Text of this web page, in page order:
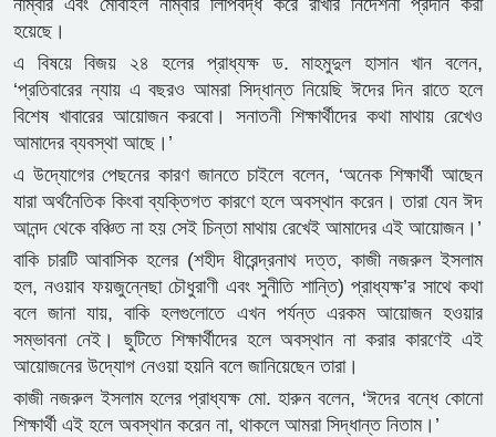
হয়েছে।
এ বিষয়ে বিজয় ২৪ হলের প্রাধ্যক্ষ ড. মাহমুদুল হাসান খান বলেন,
‘প্রতিবারের ন্যায় এ বছরও আমরা সিদ্ধান্ত নিয়েছি ঈদের দিন রাতে হলে
বিশেষ খাবারের আয়োজন করবো। সনাতনী শিক্ষার্থীদের কথা মাথায় রেখেও
আমাদের ব্যবস্থা আছে।’
এ উদ্যোগের পেছনের কারণ জানতে চাইলে বলেন, ‘অনেক শিক্ষার্থী আছেন
যারা অর্থনৈতিক কিংবা ব্যক্তিগত কারণে হলে অবস্থান করেন। তারা যেন ঈদ
আনন্দ থেকে বঞ্চিত না হয় সেই চিন্তা মাথায় রেখেই আমাদের এই আয়োজন।’
বাকি চারটি আবাসিক হলের (শহীদ ধীরেন্দ্রনাথ দত্ত, কাজী নজরুল ইসলাম
হল, নওয়াব ফয়জুন্নেছা চৌধুরাণী এবং সুনীতি শান্তি) প্রাধ্যক্ষ’র সাথে কথা
বলে জানা যায়, বাকি হলগুলোতে এখন পর্যন্ত এরকম আয়োজন হওয়ার
সম্ভাবনা নেই। ছুটিতে শিক্ষার্থীদের হলে অবস্থান না করার কারণেই এই
আয়োজনের উদ্যোগ নেওয়া হয়নি বলে জানিয়েছেন তারা।
কাজী নজরুল ইসলাম হলের প্রাধ্যক্ষ মো. হারুন বলেন, ‘ঈদের বন্ধে কোনো
শিক্ষার্থী এই হলে অবস্থান করেন না, থাকলে আমরা সিদ্ধান্ত নিতাম।’